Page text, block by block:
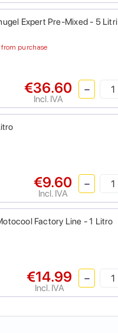
Expert Pre-Mixed - 5 Litri
purchase
€36.60
Incl. IVA
€9.60
Incl. IVA
Factory Line - 1 Litro
€14.99
Incl. IVA